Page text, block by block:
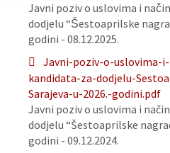
Javni poziv o uslovima i
dodjelu “Šestoaprilske
godini - 08.12.2025.
Javni-poziv-o-uslovima-
kandidata-za-dodjelu-
Sarajeva-u-2026.-godini.pdf
Javni poziv o uslovima i
dodjelu “Šestoaprilske
godini - 09.12.2024.